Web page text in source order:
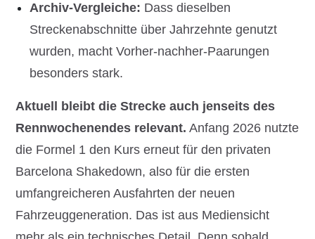
Archiv-Vergleiche: Dass dieselben
Streckenabschnitte über Jahrzehnte genutzt
wurden, macht Vorher-nachher-Paarungen
besonders stark.
Aktuell bleibt die Strecke auch jenseits des
Rennwochenendes relevant. Anfang 2026 nutzte
die Formel 1 den Kurs erneut für den privaten
Barcelona Shakedown, also für die ersten
umfangreicheren Ausfahrten der neuen
Fahrzeuggeneration. Das ist aus Mediensicht